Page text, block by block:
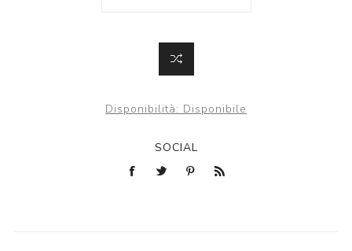
Disponibilità: Disponibile
SOCIAL